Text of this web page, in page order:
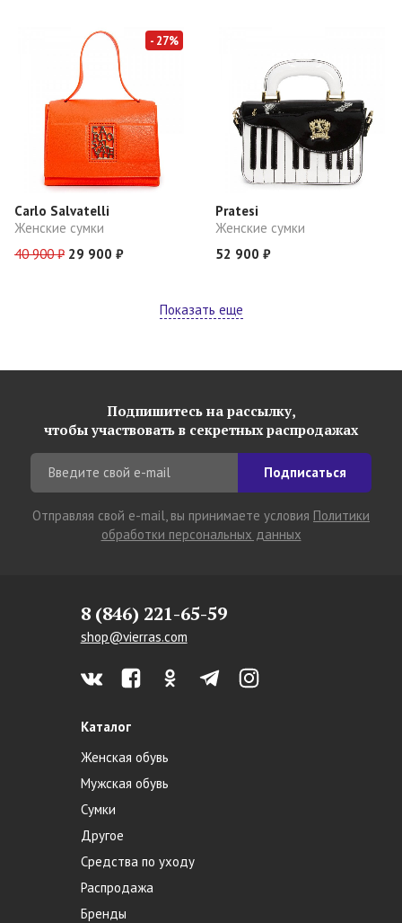
- 27%
Carlo Salvatelli
Женские сумки
40 900 ₽ 29 900 ₽
Pratesi
Женские сумки
52 900 ₽
Показать еще
Подпишитесь на рассылку,
чтобы участвовать в секретных распродажах
Подписаться
Отправляя свой e-mail, вы принимаете условия Политики
обработки персональных данных
8 (846) 221-65-59
shop@vierras.com
Каталог
Женская обувь
Мужская обувь
Сумки
Другое
Средства по уходу
Распродажа
Бренды